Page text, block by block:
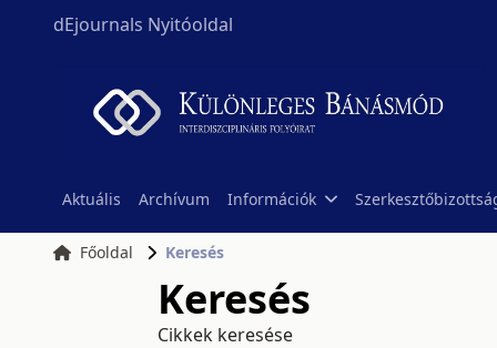
dEjournals Nyitóoldal
Aktuális Archívum Információk
Főoldal Keresés
Keresés
Cikkek keresése